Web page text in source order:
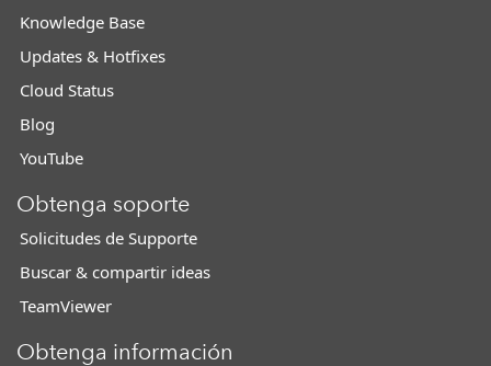
Knowledge Base
Updates & Hotfixes
Cloud Status
Blog
YouTube
Obtenga soporte
Solicitudes de Supporte
Buscar & compartir ideas
TeamViewer
Obtenga información